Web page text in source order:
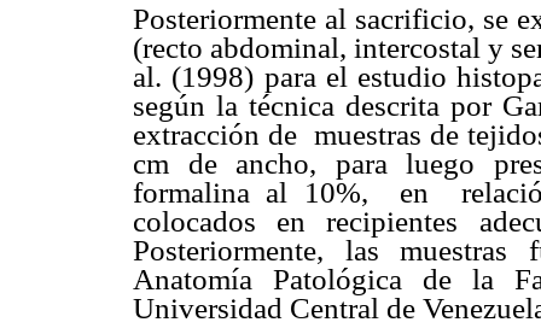
Posteriormente al sacrificio, se
(recto abdominal, intercostal y
al. (1998) para el estudio
según la técnica descrita por
extracción de muestras de
cm de ancho, para luego
formalina al 10%, en
colocados en recipientes
Posteriormente, las
Anatomía Patológica de la
Universidad Central de